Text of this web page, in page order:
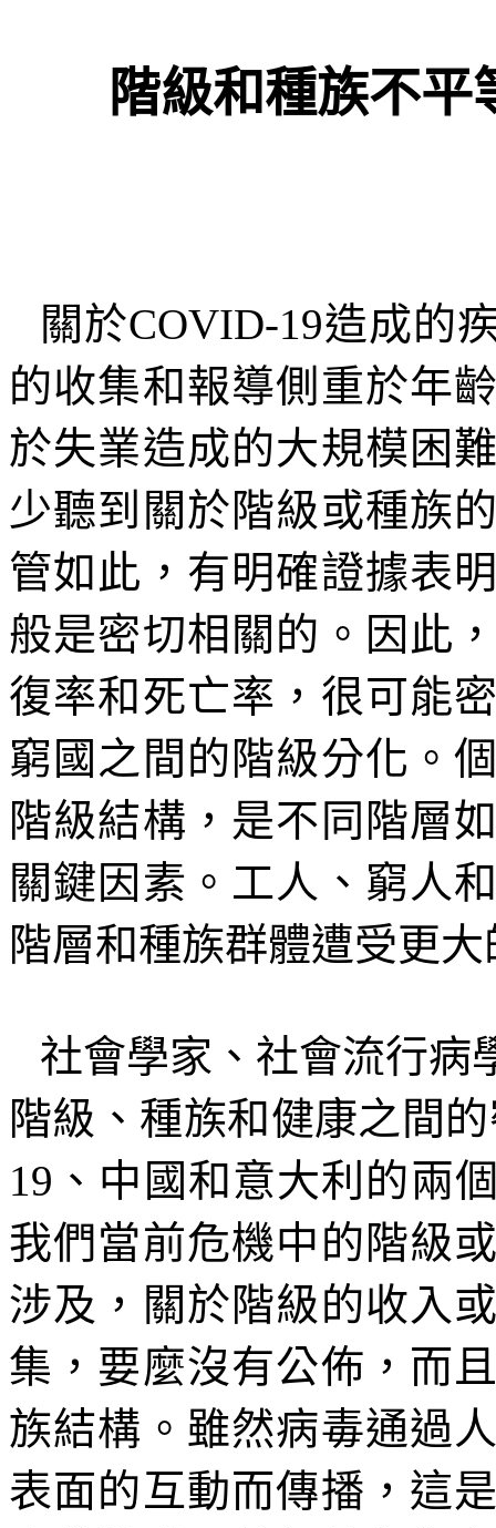
階級和種族不平
關於COVID-19造成的
的收集和報導側重於年
於失業造成的大規模困
少聽到關於階級或種族
管如此，有明確證據表
般是密切相關的。因此
復率和死亡率，很可能
窮國之間的階級分化。
階級結構，是不同階層
關鍵因素。工人、窮人
階層和種族群體遭受更
社會學家、社會流行病
階級、種族和健康之間
19 、中國和意大利的兩
我們當前危機中的階級
涉及，關於階級的收入
集，要麼沒有公佈，而
族結構。雖然病毒通過
表面的互動而傳播，這